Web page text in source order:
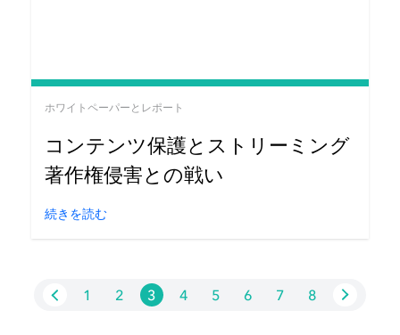
ホワイトペーパーとレポート
コンテンツ保護とストリーミング
著作権侵害との戦い
続きを読む
1 2 3 4 5 6 7 8